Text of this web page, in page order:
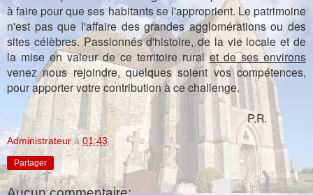
à faire pour que ses habitants se l'approprient. Le patrimoine
n'est pas que l'affaire des grandes agglomérationsou des
sites célèbres. Passionnés d'histoire, de la vie locale et de
la mise en valeur de ce territoire ruralet de ses environs
venez nous rejoindre, quelques soient vos compétences,
pour apporter votre contribution à ce challenge.
P.R.
Administrateur à01:43
Partager